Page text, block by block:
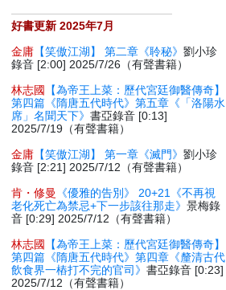
好書更新 2025年7月
金庸 【笑傲江湖】 第二章《聆秘》劉小珍
錄音 [2:00] 2025/7/26（有聲書籍）
林志國
【為帝王上菜：歷代宮廷御醫傳奇】
第四篇《隋唐五代時代》第五章《「洛陽水
席」名聞天下》書亞錄音 [0:13]
2025/7/19（有聲書籍）
金庸 【笑傲江湖】 第一章《滅門》劉小珍
錄音 [2:21] 2025/7/12（有聲書籍）
肯・修曼
《優雅的告別》 20+21《不再視
老化死亡為禁忌+下一步該往那走》景梅錄
音 [0:29] 2025/7/12（有聲書籍）
林志國
【為帝王上菜：歷代宮廷御醫傳奇】
第四篇《隋唐五代時代》第四章《釐清古代
飲食界一樁打不完的官司》書亞錄音 [0:23]
2025/7/12（有聲書籍）